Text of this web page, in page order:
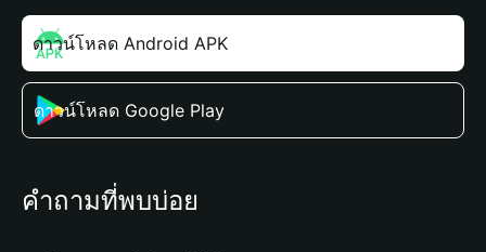
ดาวน์โหลด Android APK
ดาวน์โหลด Google Play
คำถามที่พบบ่อย